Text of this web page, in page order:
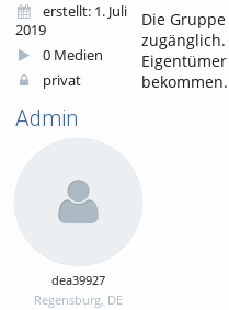
erstellt: 1. Juli
2019
0 Medien
privat
Admin
dea39927
Regensburg, DE
Die
bekommen.